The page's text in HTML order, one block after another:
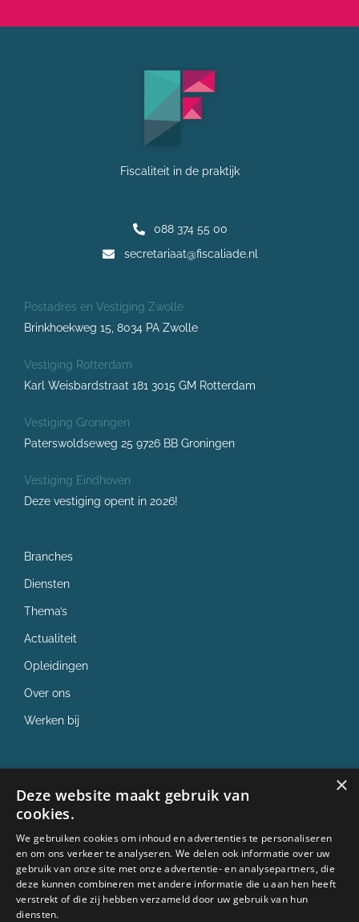
Fiscaliteit in de praktijk
088 374 55 00
secretariaat@fiscaliade.nl
Postadres en Vestiging Zwolle
Brinkhoekweg 15, 8034 PA Zwolle
Vestiging Rotterdam
Karl Weisbardstraat 181 3015 GM Rotterdam
Vestiging Groningen
Paterswoldseweg 25 9726 BB Groningen
Vestiging Eindhoven
Deze vestiging opent in 2026!
Branches
Diensten
Thema’s
Actualiteit
Opleidingen
Over ons
Werken bij
✓ ISO 27001
✓ PE punten
×
Deze website maakt gebruik van
cookies.
We gebruiken cookies om inhoud en advertenties te personaliseren
en om ons verkeer te analyseren. We delen ook informatie over uw
gebruik van onze site met onze advertentie- en analysepartners, die
deze kunnen combineren met andere informatie die u aan hen heeft
verstrekt of die zij hebben verzameld door uw gebruik van hun
diensten.